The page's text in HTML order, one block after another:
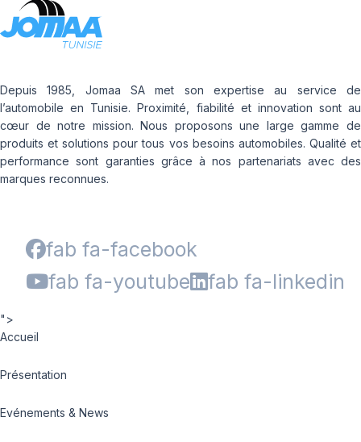
Depuis 1985, Jomaa SA met son expertise au service de
l’automobile en Tunisie. Proximité, fiabilité et innovation sont au
cœur de notre mission. Nous proposons une large gamme de
produits et solutions pour tous vos besoins automobiles. Qualité et
performance sont garanties grâce à nos partenariats avec des
marques reconnues.
fab fa-facebook
fab fa-youtube
fab fa-linkedin
">
Accueil
Présentation
Evénements & News